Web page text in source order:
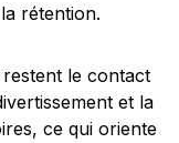
rétention.
restent le contact
et la
ce qui oriente